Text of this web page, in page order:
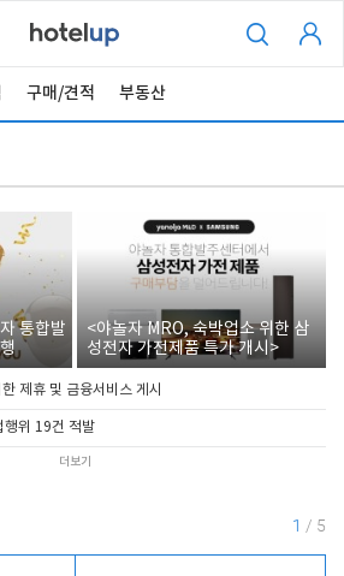
구매/견적 부동산
통합발
<야놀자 MRO, 숙박업소 위한 삼
성전자 가전제품 특가 개시>
제휴 및 금융서비스 게시
행위 19건 적발
더보기
1 / 5